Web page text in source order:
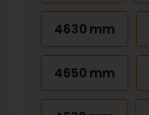
4630 mm
4650 mm